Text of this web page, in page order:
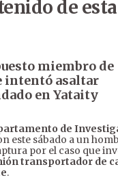
de
miembro de
intentó asaltar
en Yataity
de
este sábado a un
por el caso que
transportador de
.